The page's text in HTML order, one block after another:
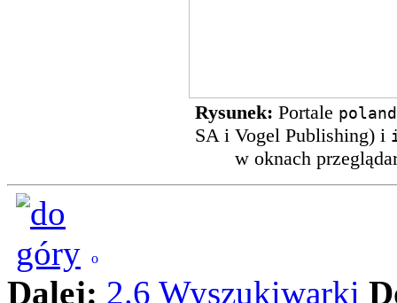
Rysunek: Portale
SA i Vogel Publishing) i
w oknach
Dalej: 2.6 Wyszukiwarki